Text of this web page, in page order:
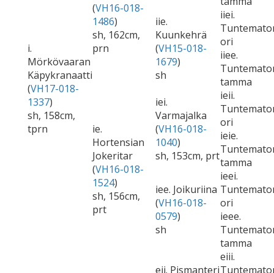
i.
Mörkövaaran
Käpykranaatti
(VH17-018-
1337)
sh, 158cm,
tprn
(VH16-018-
1486)
sh, 162cm,
prn
iie.
Kuunkehrä
(VH15-018-
1679)
sh
iiei.
ori
iiee.
tamma
ie.
Hortensian
Jokeritar
(VH16-018-
1524)
sh, 156cm,
prt
iei.
Varmajalka
(VH16-018-
1040)
sh, 153cm, prt
ieii.
ori
ieie.
tamma
iee. Joikuriina
(VH16-018-
0579)
sh
ieei.
ori
ieee.
tamma
eii. Pismanteri
eiii.